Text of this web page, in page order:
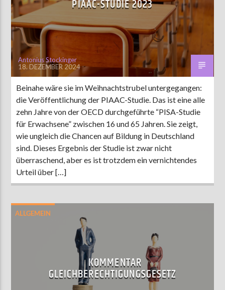
AKTUELLE SENDUNG
MOEBIUS
12:00 24:00
ZU HÖREN IN Münster90,9 MHzSteinfurt 103,9 MHz
PIAAC-STUDIE 2023
Antonius Stockinger
18. DEZEMBER 2024
Beinahe wäre sie im Weihnachtstrubel untergegangen:
die Veröffentlichung der PIAAC-Studie. Das ist eine alle
zehn Jahre von der OECD durchgeführte “PISA-Studie
für Erwachsene” zwischen 16 und 65 Jahren. Sie zeigt,
wie ungleich die Chancen auf Bildung in Deutschland
sind. Dieses Ergebnis der Studie ist zwar nicht
überraschend, aber es ist trotzdem ein vernichtendes
Urteil über […]
ALLGEMEIN
KOMMENTAR
GLEICHBERECHTIGUNGSGESETZ